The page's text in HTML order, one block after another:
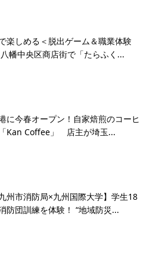
楽しめる＜脱出ゲーム＆職業体験
幡中央区商店街で「たらふく...
に今春オープン！自家焙煎のコーヒ
Kan Coffee」 店主が埼玉...
九州市消防局×九州国際大学】学生18
防団訓練を体験！ “地域防災...